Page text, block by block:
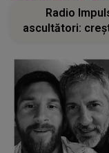
Radio
ascultători: